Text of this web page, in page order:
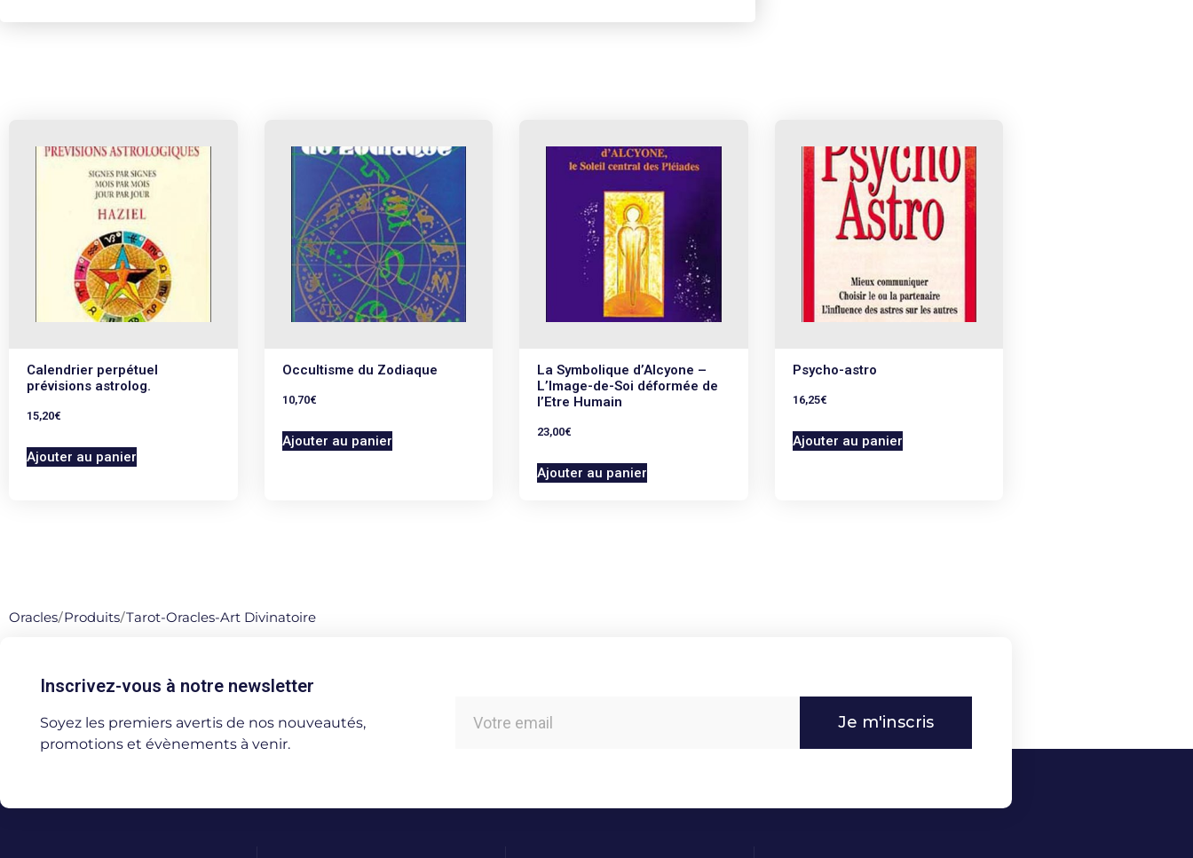
Calendrier perpétuel
prévisions astrolog.
15,20€
Ajouter au panier
Occultisme du Zodiaque
10,70€
Ajouter au panier
La Symbolique d’Alcyone –
L’Image-de-Soi déformée de
l’Etre Humain
23,00€
Ajouter au panier
Psycho-astro
16,25€
Ajouter au panier
Oracles/Produits/Tarot-Oracles-Art Divinatoire
Inscrivez-vous à notre newsletter
Soyez les premiers avertis de nos nouveautés,
promotions et évènements à venir.
Je m'inscris